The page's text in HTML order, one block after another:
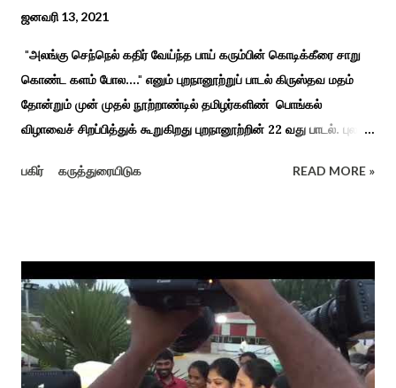
ஜனவரி 13, 2021
"அலங்கு செந்நெல் கதிர் வேய்ந்த பாய் கரும்பின் கொடிக்கீரை சாறு
கொண்ட களம் போல...." எனும் புறநானூற்றுப் பாடல் கிருஸ்தவ மதம்
தோன்றும் முன் முதல் நூற்றாண்டில் தமிழர்களிண் பொங்கல்
விழாவைச் சிறப்பித்துக் கூறுகிறது புறநானூற்றின் 22 வது பாடல். புலவர்
பொங்கல் விழாவை விவரிக்கிறார். நற்றிணை, குறுந்தொகை,
சங்க இலக்கியங்களுக்கு பின் காலகட்டத்திலும் 'புதுக்கலத்து எழுந்த
தீம்பால் பொங்கல்' என சிறப்பிக்கும் சீவக சிந்தாமணி. காலங்கள்
தோறும் தமிழர்களின் வாழ்வியல் அங்கமாக உள்ள பொங்கல் விழாவில்
தமிழர்கள் சொந்த பிள்ளைகளைப் போல கால்நடைகளை வளர்த்துப்
போற்றி உடன் விளையாடி மகிழ்வதும் இயற்கையுடன் இணைந்த
பகிர் கருத்துரையிடுக READ MORE »